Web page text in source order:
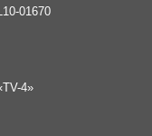
01670
4»